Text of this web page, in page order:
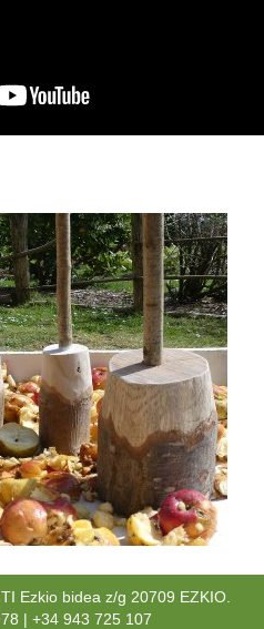
Ezkio bidea z/g 20709 EZKIO.
| +34 943 725 107